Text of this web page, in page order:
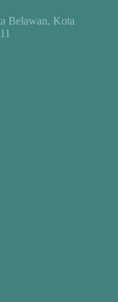
Belawan, Kota